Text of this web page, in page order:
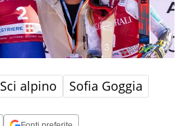
Sci alpino Sofia Goggia